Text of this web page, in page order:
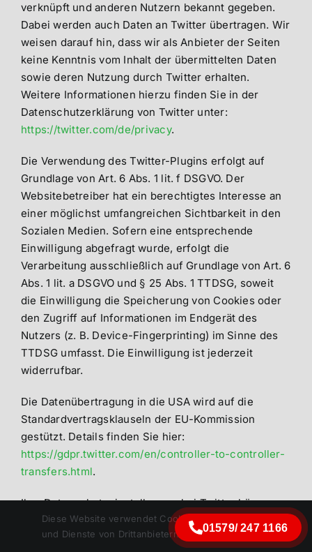
verknüpft und anderen Nutzern bekannt gegeben.
Dabei werden auch Daten an Twitter übertragen. Wir
weisen darauf hin, dass wir als Anbieter der Seiten
keine Kenntnis vom Inhalt der übermittelten Daten
sowie deren Nutzung durch Twitter erhalten.
Weitere Informationen hierzu finden Sie in der
Datenschutzerklärung von Twitter unter:
https://twitter.com/de/privacy.
Die Verwendung des Twitter-Plugins erfolgt auf
Grundlage von Art. 6 Abs. 1 lit. f DSGVO. Der
Websitebetreiber hat ein berechtigtes Interesse an
einer möglichst umfangreichen Sichtbarkeit in den
Sozialen Medien. Sofern eine entsprechende
Einwilligung abgefragt wurde, erfolgt die
Verarbeitung ausschließlich auf Grundlage von Art. 6
Abs. 1 lit. a DSGVO und § 25 Abs. 1 TTDSG, soweit
die Einwilligung die Speicherung von Cookies oder
den Zugriff auf Informationen im Endgerät des
Nutzers (z. B. Device-Fingerprinting) im Sinne des
TTDSG umfasst. Die Einwilligung ist jederzeit
widerrufbar.
Die Datenübertragung in die USA wird auf die
Standardvertragsklauseln der EU-Kommission
gestützt. Details finden Sie hier:
https://gdpr.twitter.com/en/controller-to-controller-
transfers.html.
Ihre Datenschutzeinstellungen bei Twitter können
Sie in den Konto-Einstellungen unter
https://twitter.com/account/settings ändern.
Diese Website verwendet Cookies
und Dienste von Drittanbietern.
OK
01579/ 247 1166